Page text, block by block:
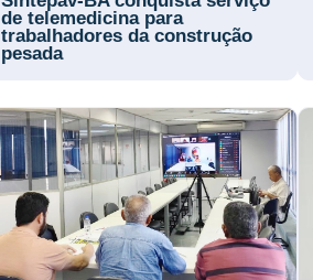
de telemedicina para
trabalhadores da construção
pesada